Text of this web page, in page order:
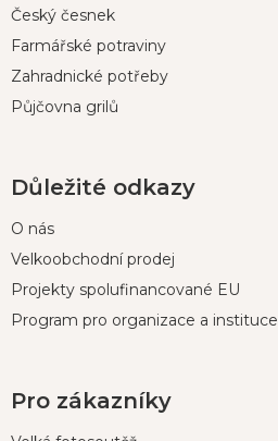
Český česnek
Farmářské potraviny
Zahradnické potřeby
Půjčovna grilů
Důležité odkazy
O nás
Velkoobchodní prodej
Projekty spolufinancované EU
Program pro organizace a instituce
Pro zákazníky